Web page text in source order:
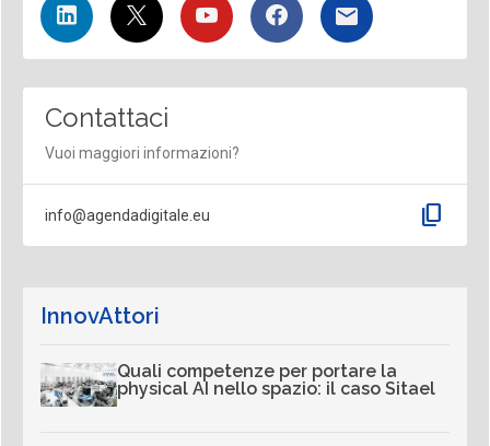
Contattaci
Vuoi maggiori informazioni?
info@agendadigitale.eu content_copy
InnovAttori
Quali competenze per portare la
physical AI nello spazio: il caso Sitael